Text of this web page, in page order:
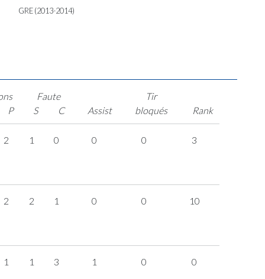
GRE (2013-2014)
P
Faute
S
C Assist
Tir
bloqués
Rank
2 1 0 0 0 3
2 2 1 0 0 10
1 1 3 1 0 0